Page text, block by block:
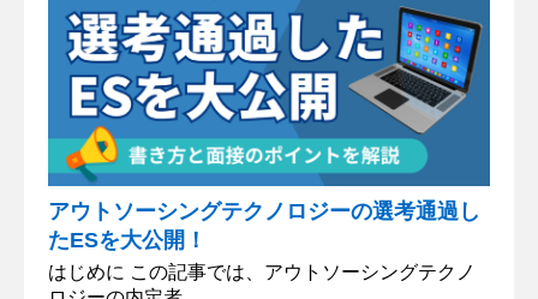
アウトソーシングテクノロジーの選考通過し
たESを大公開！
はじめに この記事では、アウトソーシングテクノ